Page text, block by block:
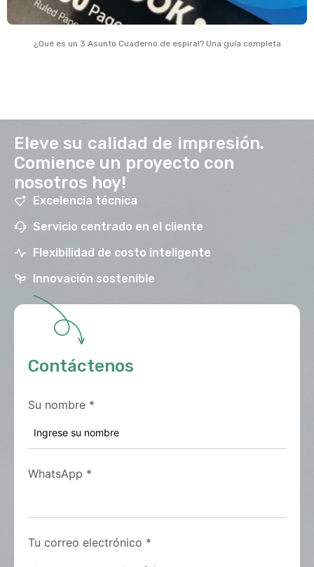
¿Qué es un 3 Asunto Cuaderno de espiral? Una guía completa
Eleve su calidad de impresión.
Comience un proyecto con
nosotros hoy!
Excelencia técnica
Servicio centrado en el cliente
Flexibilidad de costo inteligente
Innovación sostenible
Contáctenos
Su nombre *
WhatsApp *
Tu correo electrónico *